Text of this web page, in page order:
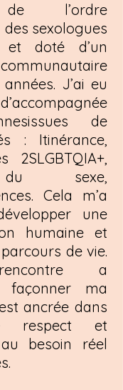
l’ordre
sexologues
et doté d’un
J’ai eu
de
: Itinérance,
2SLGBTQIA+,
sexe,
Cela m’a
une
humaine et
de vie.
a
façonner ma
ancrée dans
respect et
besoin réel